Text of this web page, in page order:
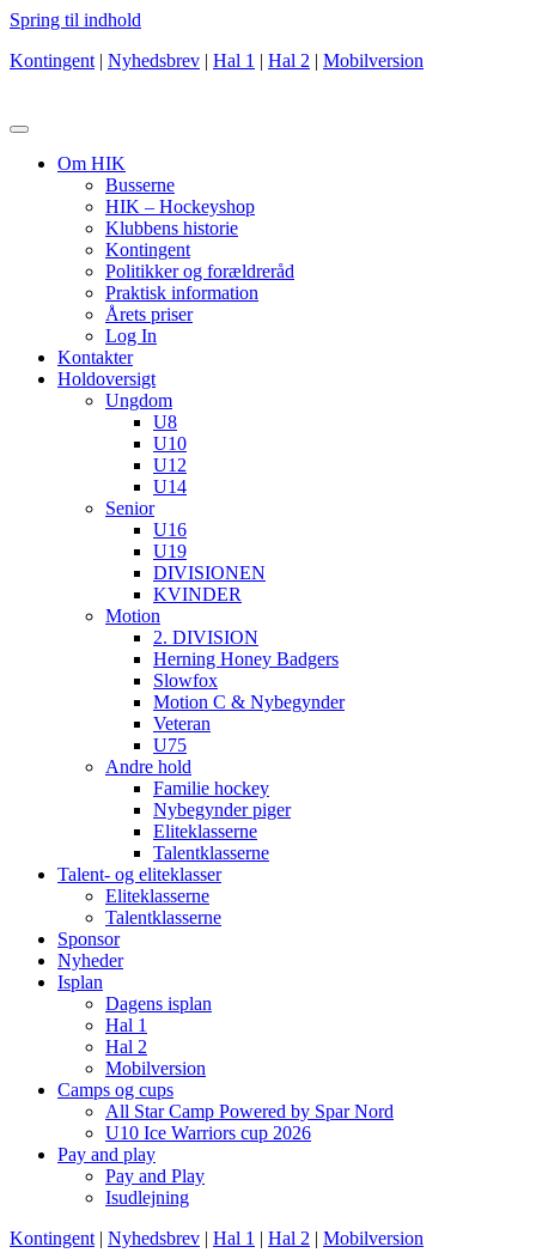
Spring til indhold
Kontingent | Nyhedsbrev | Hal 1 | Hal 2 | Mobilversion
Om HIK
Busserne
HIK – Hockeyshop
Klubbens historie
Kontingent
Politikker og forældreråd
Praktisk information
Årets priser
Log In
Kontakter
Holdoversigt
Ungdom
U8
U10
U12
U14
Senior
U16
U19
DIVISIONEN
KVINDER
Motion
2. DIVISION
Herning Honey Badgers
Slowfox
Motion C & Nybegynder
Veteran
U75
Andre hold
Familie hockey
Nybegynder piger
Eliteklasserne
Talentklasserne
Talent- og eliteklasser
Eliteklasserne
Talentklasserne
Sponsor
Nyheder
Isplan
Dagens isplan
Hal 1
Hal 2
Mobilversion
Camps og cups
All Star Camp Powered by Spar Nord
U10 Ice Warriors cup 2026
Pay and play
Pay and Play
Isudlejning
Kontingent | Nyhedsbrev | Hal 1 | Hal 2 | Mobilversion